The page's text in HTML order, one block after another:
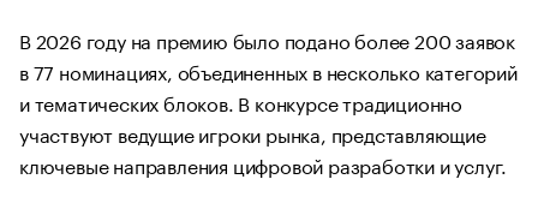
В 2026 году на премию было подано более 200 заявок
в 77 номинациях, объединенных в несколько категорий
и тематических блоков. В конкурсе традиционно
участвуют ведущие игроки рынка, представляющие
ключевые направления цифровой разработки и услуг.